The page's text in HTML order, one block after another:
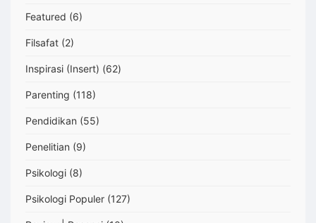
Featured (6)
Filsafat (2)
Inspirasi (Insert) (62)
Parenting (118)
Pendidikan (55)
Penelitian (9)
Psikologi (8)
Psikologi Populer (127)